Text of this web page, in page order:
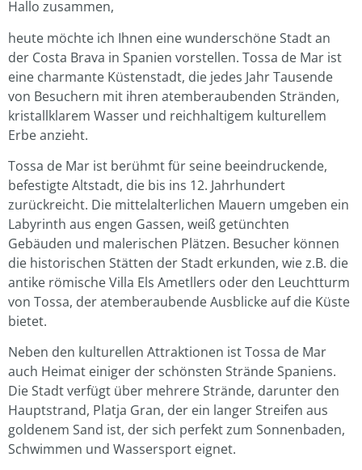
Hallo zusammen,
heute möchte ich Ihnen eine wunderschöne Stadt an
der Costa Brava in Spanien vorstellen. Tossa de Mar ist
eine charmante Küstenstadt, die jedes Jahr Tausende
von Besuchern mit ihren atemberaubenden Stränden,
kristallklarem Wasser und reichhaltigem kulturellem
Erbe anzieht.
Tossa de Mar ist berühmt für seine beeindruckende,
befestigte Altstadt, die bis ins 12. Jahrhundert
zurückreicht. Die mittelalterlichen Mauern umgeben ein
Labyrinth aus engen Gassen, weiß getünchten
Gebäuden und malerischen Plätzen. Besucher können
die historischen Stätten der Stadt erkunden, wie z.B. die
antike römische Villa Els Ametllers oder den Leuchtturm
von Tossa, der atemberaubende Ausblicke auf die Küste
bietet.
Neben den kulturellen Attraktionen ist Tossa de Mar
auch Heimat einiger der schönsten Strände Spaniens.
Die Stadt verfügt über mehrere Strände, darunter den
Hauptstrand, Platja Gran, der ein langer Streifen aus
goldenem Sand ist, der sich perfekt zum Sonnenbaden,
Schwimmen und Wassersport eignet.